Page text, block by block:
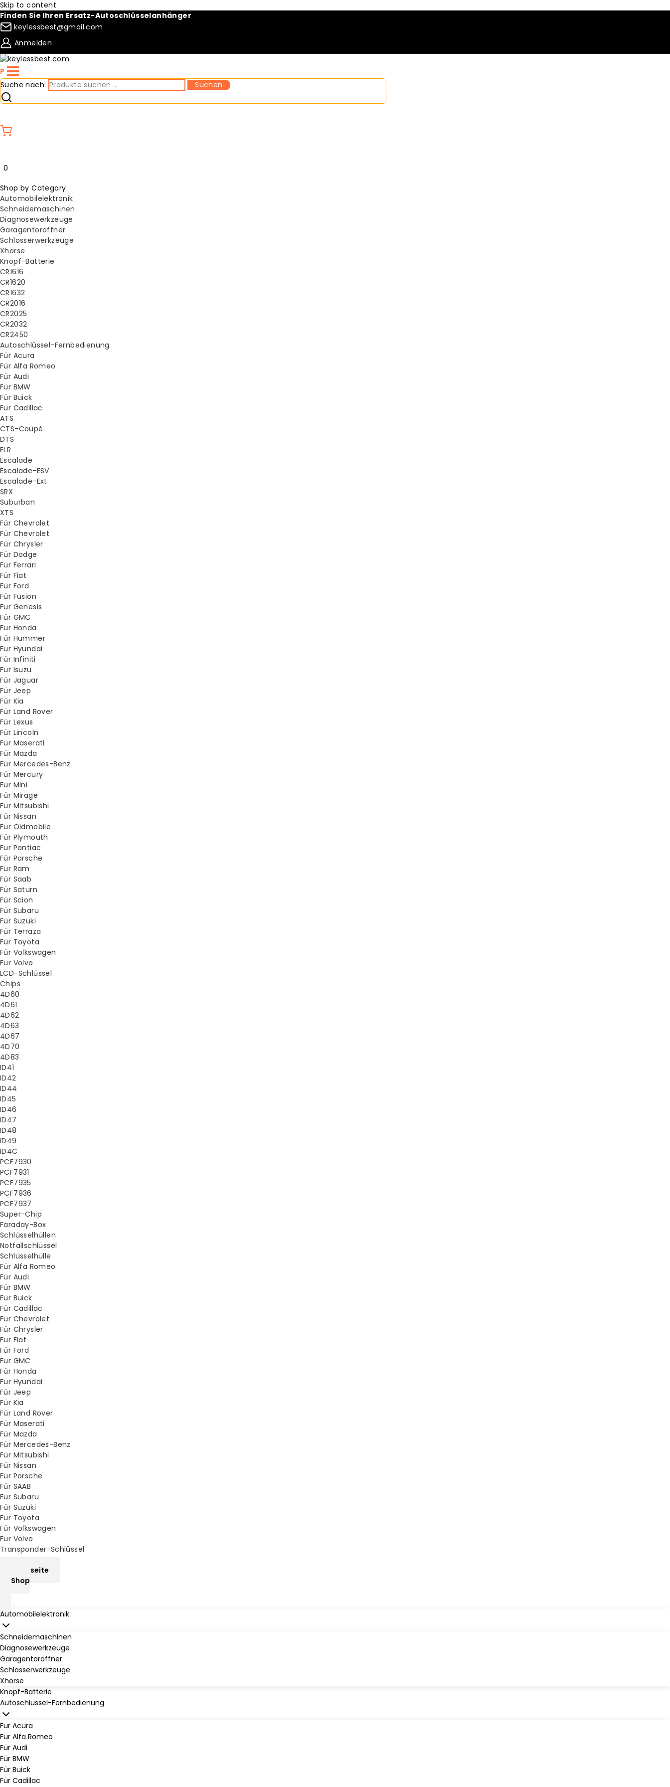
Skip to content
Finden Sie Ihren Ersatz-Autoschlüsselanhänger
keylessbest@gmail.com
Anmelden
P
Suche nach:
Suchen
0
Shop by Category
Automobilelektronik
Schneidemaschinen
Diagnosewerkzeuge
Garagentoröffner
Schlosserwerkzeuge
Xhorse
Knopf-Batterie
CR1616
CR1620
CR1632
CR2016
CR2025
CR2032
CR2450
Autoschlüssel-Fernbedienung
Für Acura
Für Alfa Romeo
Für Audi
Für BMW
Für Buick
Für Cadillac
ATS
CTS-Coupé
DTS
ELR
Escalade
Escalade-ESV
Escalade-Ext
SRX
Suburban
XTS
Für Chevrolet
Für Chevrolet
Für Chrysler
Für Dodge
Für Ferrari
Für Fiat
Für Ford
Für Fusion
Für Genesis
Für GMC
Für Honda
Für Hummer
Für Hyundai
Für Infiniti
Für Isuzu
Für Jaguar
Für Jeep
Für Kia
Für Land Rover
Für Lexus
Für Lincoln
Für Maserati
Für Mazda
Für Mercedes-Benz
Für Mercury
Für Mini
Für Mirage
Für Mitsubishi
Für Nissan
Für Oldmobile
Für Plymouth
Für Pontiac
Für Porsche
Für Ram
Für Saab
Für Saturn
Für Scion
Für Subaru
Für Suzuki
Für Terraza
Für Toyota
Für Volkswagen
Für Volvo
LCD-Schlüssel
Chips
4D60
4D61
4D62
4D63
4D67
4D70
4D83
ID41
ID42
ID44
ID45
ID46
ID47
ID48
ID49
ID4C
PCF7930
PCF7931
PCF7935
PCF7936
PCF7937
Super-Chip
Faraday-Box
Schlüsselhüllen
Notfallschlüssel
Schlüsselhülle
Für Alfa Romeo
Für Audi
Für BMW
Für Buick
Für Cadillac
Für Chevrolet
Für Chrysler
Für Fiat
Für Ford
Für GMC
Für Honda
Für Hyundai
Für Jeep
Für Kia
Für Land Rover
Für Maserati
Für Mazda
Für Mercedes-Benz
Für Mitsubishi
Für Nissan
Für Porsche
Für SAAB
Für Subaru
Für Suzuki
Für Toyota
Für Volkswagen
Für Volvo
Transponder-Schlüssel
Startseite
Shop
Automobilelektronik
Schneidemaschinen
Diagnosewerkzeuge
Garagentoröffner
Schlosserwerkzeuge
Xhorse
Knopf-Batterie
Autoschlüssel-Fernbedienung
Für Acura
Für Alfa Romeo
Für Audi
Für BMW
Für Buick
Für Cadillac